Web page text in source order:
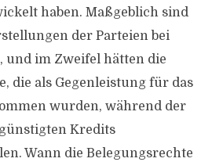
haben. Maßgeblich sind
der Parteien bei
und im Zweifel hätten die
die als Gegenleistung für das
wurden, während der
Kredits
Wann die Belegungsrechte